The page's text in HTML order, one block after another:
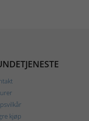
kjøp